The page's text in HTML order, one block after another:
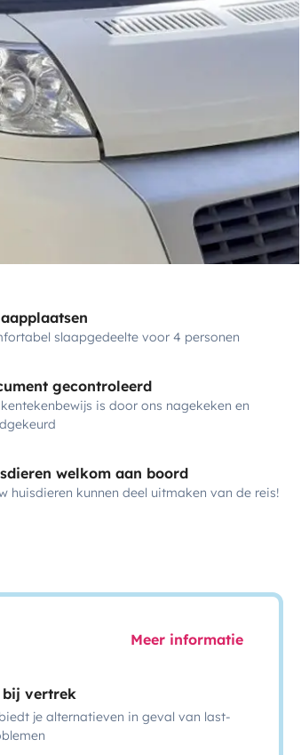
slaapgedeelte voor 4 personen
gecontroleerd
is door ons nagekeken en
welkom aan boord
huisdieren kunnen deel uitmaken van de reis!
Meer informatie
bij vertrek
je alternatieven in geval van last-